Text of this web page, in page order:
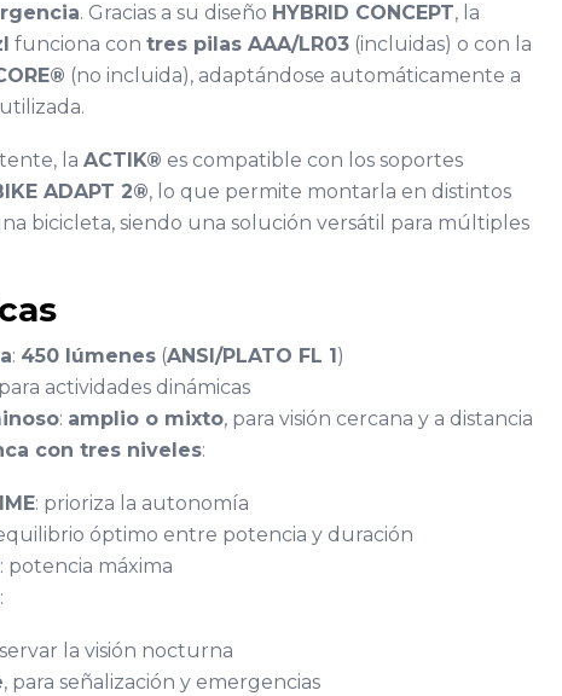
. Gracias a su diseño HYBRID CONCEPT, la
funciona con tres pilas AAA/LR03 (incluidas) o con la
(no incluida), adaptándose automáticamente a
la ACTIK® es compatible con los soportes
ADAPT 2®, lo que permite montarla en distintos
bicicleta, siendo una solución versátil para múltiples
: 450 lúmenes (ANSI/PLATO FL 1)
actividades dinámicas
: amplio o mixto, para visión cercana y a distancia
con tres niveles:
: prioriza la autonomía
óptimo entre potencia y duración
: potencia máxima
:
la visión nocturna
, para señalización y emergencias